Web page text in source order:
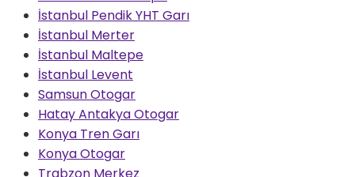
İstanbul Pendik YHT Garı
İstanbul Merter
İstanbul Maltepe
İstanbul Levent
Samsun Otogar
Hatay Antakya Otogar
Konya Tren Garı
Konya Otogar